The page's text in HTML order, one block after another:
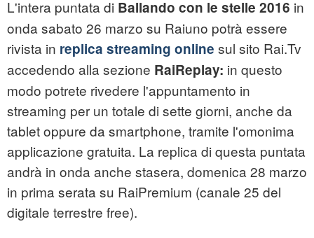
L'intera puntata di Ballando con le stelle 2016 in
onda sabato 26 marzo su Raiuno potrà essere
rivista in replica streaming online sul sito Rai.Tv
accedendo alla sezione RaiReplay: in questo
modo potrete rivedere l'appuntamento in
streaming per un totale di sette giorni, anche da
tablet oppure da smartphone, tramite l'omonima
applicazione gratuita. La replica di questa puntata
andrà in onda anche stasera, domenica 28 marzo
in prima serata su RaiPremium (canale 25 del
digitale terrestre free).